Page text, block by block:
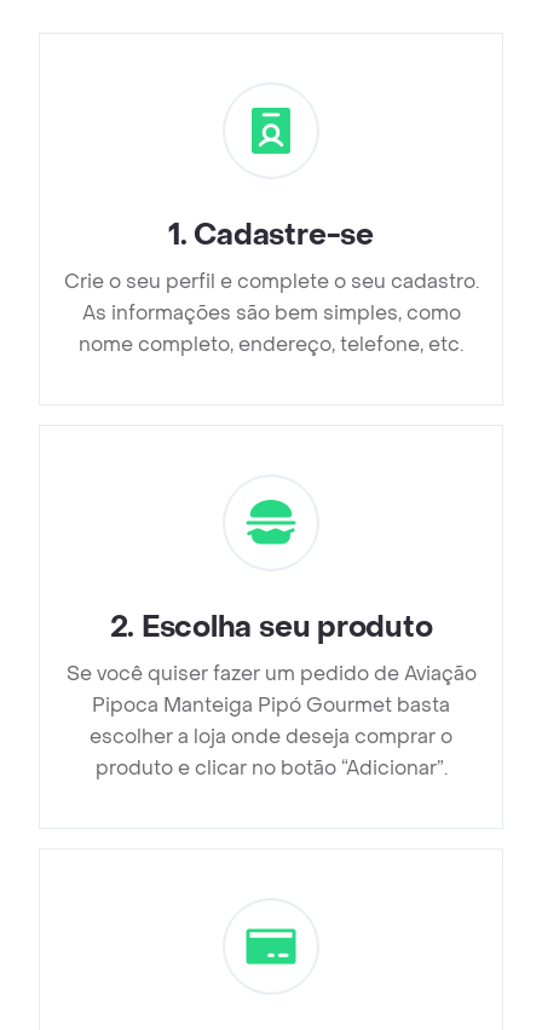
1. Cadastre-se
Crie o seu perfil e complete o seu cadastro.
As informações são bem simples, como
nome completo, endereço, telefone, etc.
2. Escolha seu produto
Se você quiser fazer um pedido de Aviação
Pipoca Manteiga Pipó Gourmet basta
escolher a loja onde deseja comprar o
produto e clicar no botão “Adicionar”.